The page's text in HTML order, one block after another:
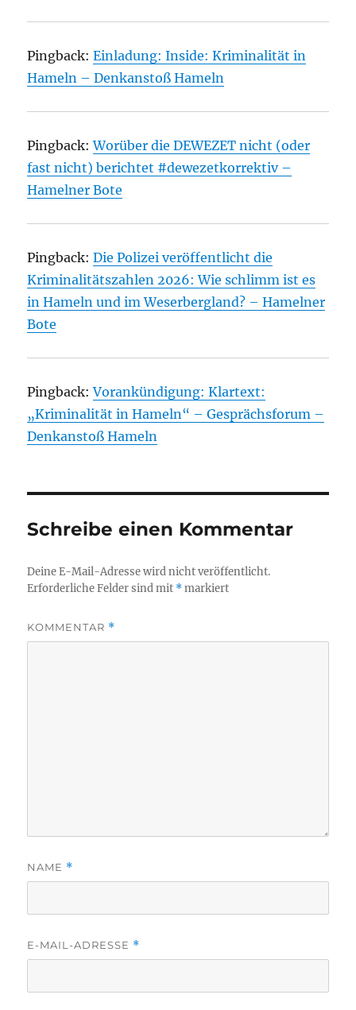
Pingback:Einladung: Inside: Kriminalität in
Hameln – Denkanstoß Hameln
Pingback:Worüber die DEWEZET nicht (oder
fast nicht) berichtet #dewezetkorrektiv –
Hamelner Bote
Pingback:Die Polizei veröffentlicht die
Kriminalitätszahlen 2026: Wie schlimm ist es
in Hameln und im Weserbergland? – Hamelner
Bote
Pingback:Vorankündigung: Klartext:
„Kriminalität in Hameln“ – Gesprächsforum –
Denkanstoß Hameln
Schreibe einen Kommentar
Deine E-Mail-Adresse wird nicht veröffentlicht.
Erforderliche Felder sind mit *markiert
KOMMENTAR *
NAME *
E-MAIL-ADRESSE *